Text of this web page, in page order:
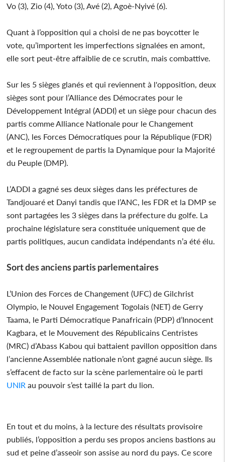
Vo (3), Zio (4), Yoto (3), Avé (2), Agoè-Nyivé (6).
Quant à l’opposition qui a choisi de ne pas boycotter le
vote, qu’importent les imperfections signalées en amont,
elle sort peut-être affaiblie de ce scrutin, mais combattive.
Sur les 5 sièges glanés et qui reviennent à l'opposition, deux
sièges sont pour l’Alliance des Démocrates pour le
Développement Intégral (ADDI) et un siège pour chacun des
partis comme Alliance Nationale pour le Changement
(ANC), les Forces Démocratiques pour la République (FDR)
et le regroupement de partis la Dynamique pour la Majorité
du Peuple (DMP).
L’ADDI a gagné ses deux sièges dans les préfectures de
Tandjouaré et Danyi tandis que l’ANC, les FDR et la DMP se
sont partagées les 3 sièges dans la préfecture du golfe. La
prochaine législature sera constituée uniquement que de
partis politiques, aucun candidata indépendants n’a été élu.
Sort des anciens partis parlementaires
L’Union des Forces de Changement (UFC) de Gilchrist
Olympio, le Nouvel Engagement Togolais (NET) de Gerry
Taama, le Parti Démocratique Panafricain (PDP) d’Innocent
Kagbara, et le Mouvement des Républicains Centristes
(MRC) d’Abass Kabou qui battaient pavillon opposition dans
l’ancienne Assemblée nationale n’ont gagné aucun siège. Ils
s’effacent de facto sur la scène parlementaire où le parti
UNIR au pouvoir s’est taillé la part du lion.
En tout et du moins, à la lecture des résultats provisoire
publiés, l’opposition a perdu ses propos anciens bastions au
sud et peine d’asseoir son assise au nord du pays. Ce score